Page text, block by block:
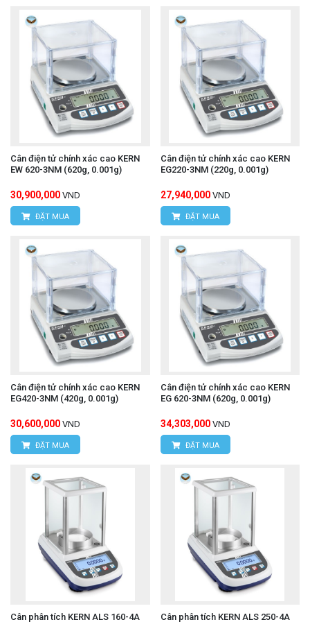
Cân điện tử chính xác cao KERN
EW 620-3NM (620g, 0.001g)
30,900,000 VND
ĐẶT MUA
Cân điện tử chính xác cao KERN
EG220-3NM (220g, 0.001g)
27,940,000 VND
ĐẶT MUA
Cân điện tử chính xác cao KERN
EG420-3NM (420g, 0.001g)
30,600,000 VND
ĐẶT MUA
Cân điện tử chính xác cao KERN
EG 620-3NM (620g, 0.001g)
34,303,000 VND
ĐẶT MUA
Cân phân tích KERN ALS 160-4A Cân phân tích KERN ALS 250-4A